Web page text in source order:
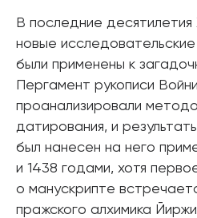
В последние десятилетия
новые
были применены к
Пергамент рукописи
проанализировали
датирования, и
был нанесен на него
и 1438 годами, хотя
о манускрипте
пражского алхимика